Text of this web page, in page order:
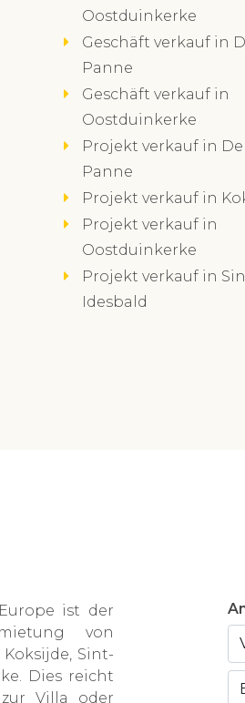
Oostduinkerke
Geschäft verkauf in
Panne
Geschäft verkauf in
Oostduinkerke
Projekt verkauf in De
Panne
Projekt verkauf in
Projekt verkauf in
Oostduinkerke
Projekt verkauf in
Idesbald
ist der
von
Sint-
Dies reicht
Villa oder